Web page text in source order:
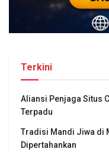
Terkini
Aliansi Penjaga Situs
Terpadu
Tradisi Mandi Jiwa di
Dipertahankan